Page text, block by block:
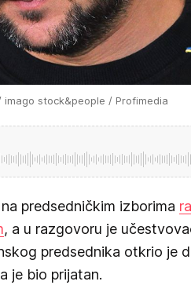
stock&people / Profimedia
predsedničkim izborima
, a u razgovoru je
predsednika otkrio je
je bio prijatan.